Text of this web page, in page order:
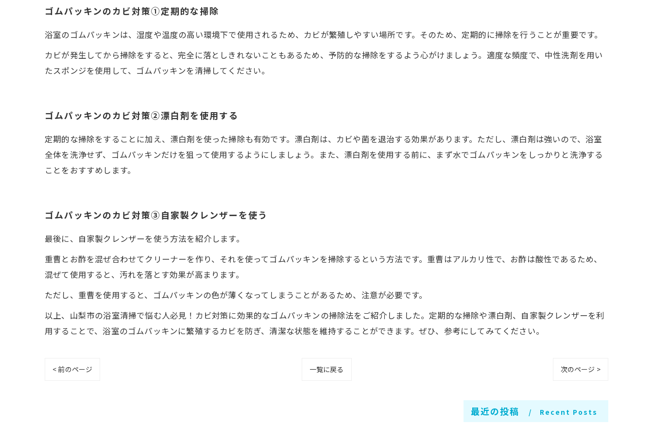
ゴムパッキンのカビ対策①定期的な掃除
浴室のゴムパッキンは、湿度や温度の高い環境下で使用されるため、カビが繁殖しやすい場所です。そのため、定期的に掃除を行うことが重要です。
カビが発生してから掃除をすると、完全に落としきれないこともあるため、予防的な掃除をするよう心がけましょう。適度な頻度で、中性洗剤を用い
たスポンジを使用して、ゴムパッキンを清掃してください。
ゴムパッキンのカビ対策②漂白剤を使用する
定期的な掃除をすることに加え、漂白剤を使った掃除も有効です。漂白剤は、カビや菌を退治する効果があります。ただし、漂白剤は強いので、浴室
全体を洗浄せず、ゴムパッキンだけを狙って使用するようにしましょう。また、漂白剤を使用する前に、まず水でゴムパッキンをしっかりと洗浄する
ことをおすすめします。
ゴムパッキンのカビ対策③自家製クレンザーを使う
最後に、自家製クレンザーを使う方法を紹介します。
重曹とお酢を混ぜ合わせてクリーナーを作り、それを使ってゴムパッキンを掃除するという方法です。重曹はアルカリ性で、お酢は酸性であるため、
混ぜて使用すると、汚れを落とす効果が高まります。
ただし、重曹を使用すると、ゴムパッキンの色が薄くなってしまうことがあるため、注意が必要です。
以上、山梨市の浴室清掃で悩む人必見！カビ対策に効果的なゴムパッキンの掃除法をご紹介しました。定期的な掃除や漂白剤、自家製クレンザーを利
用することで、浴室のゴムパッキンに繁殖するカビを防ぎ、清潔な状態を維持することができます。ぜひ、参考にしてみてください。
< 前のページ 一覧に戻る 次のページ >
最近の投稿 Recent Posts